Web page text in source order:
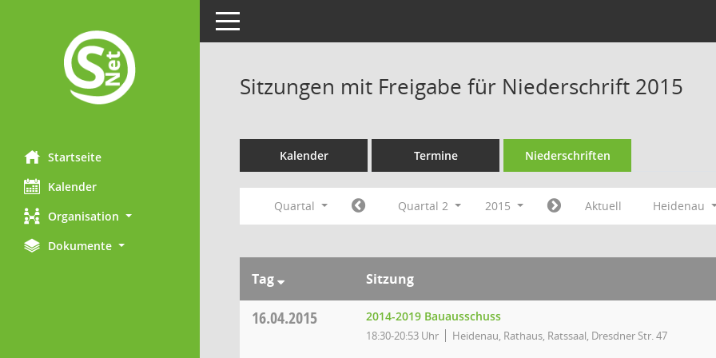
Startseite
Kalender
Organisation
Dokumente
Toggle navigation
Sitzungen mit Freigabe für Niederschrift 2015
Kalender Termine Niederschriften
Quartal Quartal 2 2015 Aktuell Heidenau
Tag Sitzung
16.04.2015 2014-2019 Bauausschuss
18:30-20:53 Uhr Heidenau, Rathaus, Ratssaal, Dresdner Str. 47